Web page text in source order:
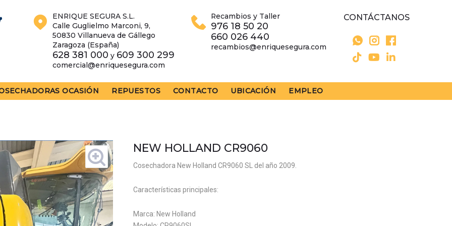
ENRIQUE SEGURA S.L.
Calle Guglielmo Marconi, 9,
50830 Villanueva de Gállego
Zaragoza (España)
628 381 000 y 609 300 299
comercial@enriquesegura.com
Recambios y Taller
976 18 50 20
660 026 440
recambios@enriquesegura.com
CONTÁCTANOS
OCASIÓN REPUESTOS CONTACTO UBICACIÓN EMPLEO
NEW HOLLAND CR9060
Cosechadora New Holland CR9060 SL del año 2009.
Características principales:
Marca: New Holland